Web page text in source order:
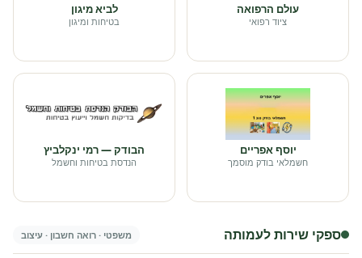
עולם הרפואה
ציוד רפואי
לביא מיגון
בטיחות ומיגון
יוסף אפריים
חשמלאי בודק מוסמך
הבודק — רמי ינקלביץ
הנדסת בטיחות וחשמל
ספקי שירות לעמותה משפטי · רואה חשבון · עיצוב